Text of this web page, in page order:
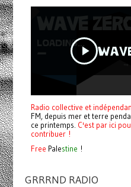
Radio collective et
FM, depuis mer et terre
ce printemps. C'est par ici
contribuer !
Free Palestine !
GRRRND RADIO